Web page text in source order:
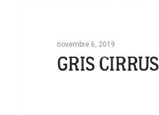
novembre 6, 2019
GRIS CIRRUS